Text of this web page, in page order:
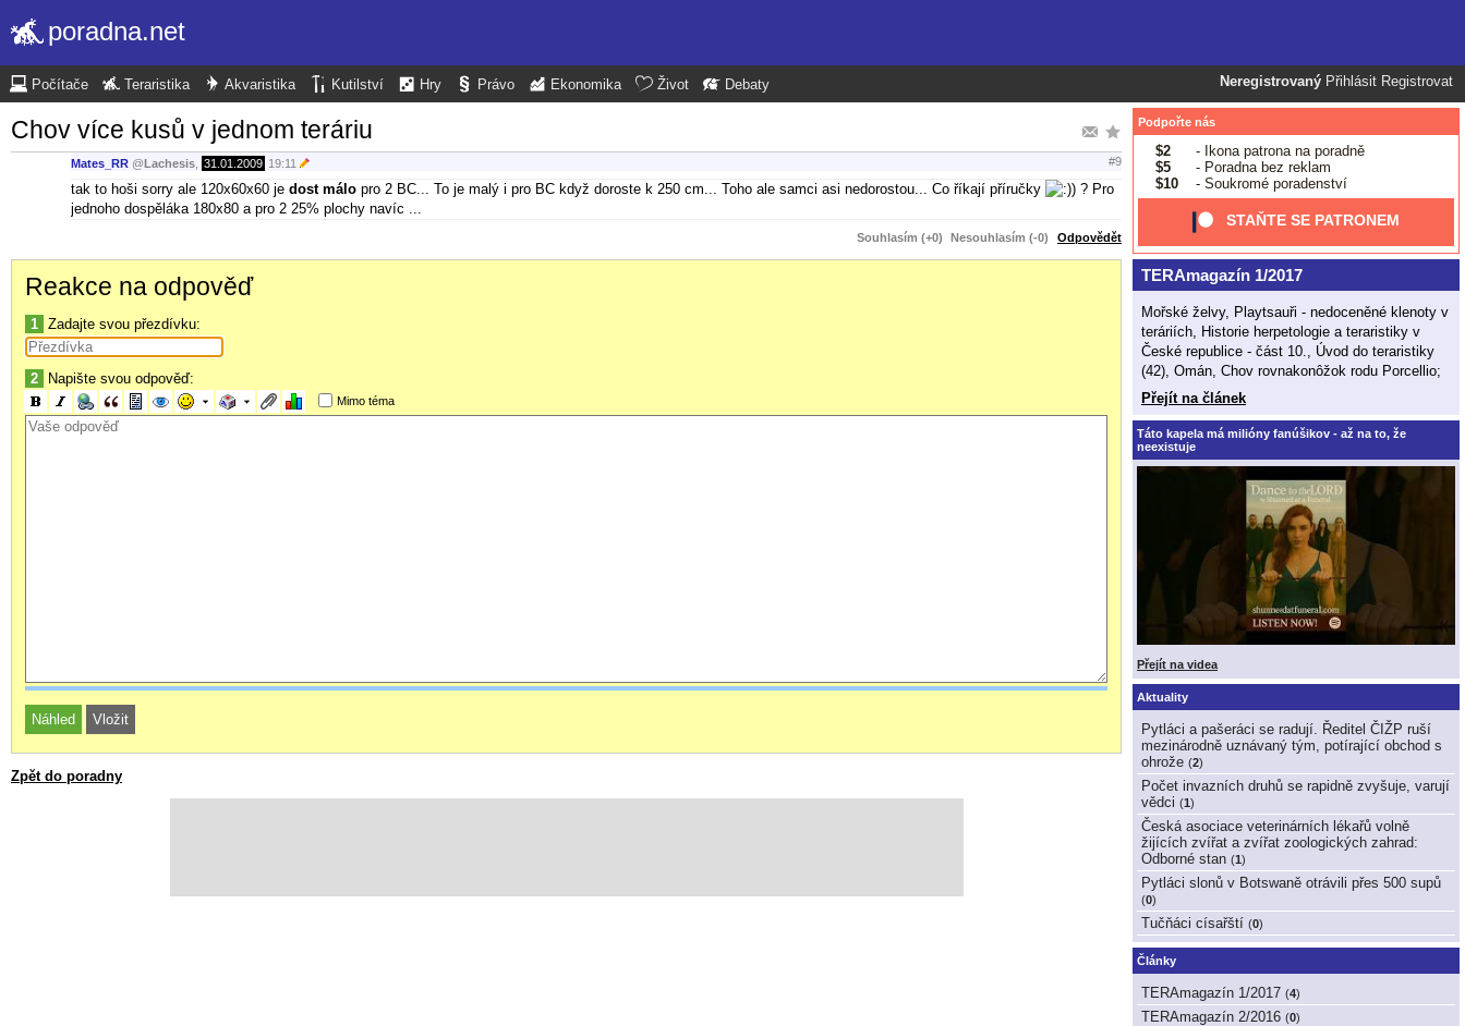
poradna.net
Neregistrovaný Přihlásit Registrovat
Počítače Teraristika Akvaristika Kutilství Hry Právo Ekonomika Život Debaty
Chov více kusů v jednom teráriu
Mates_RR @Lachesis 31.01.2009 19:11 #9
tak to hoši sorry ale 120x60x60 je dost málo pro 2 BC... To je malý i pro BC když doroste k 250 cm... Toho ale samci asi nedorostou... Co říkají příručky
? Pro
jednoho dospěláka 180x80 a pro 2 25% plochy navíc ...
Souhlasím (+0) Nesouhlasím (-0) Odpovědět
Reakce na odpověď
1 Zadajte svou přezdívku:
2 Napište svou odpověď:
Mimo téma
Zpět do poradny
Podpořte nás
$2
- Ikona patrona na poradně
$5
- Poradna bez reklam
$10
- Soukromé poradenství
STAŇTE SE PATRONEM
TERAmagazín 1/2017
Mořské želvy, Playtsauři - nedoceněné klenoty v
teráriích, Historie herpetologie a teraristiky v
České republice - část 10., Úvod do teraristiky
(42), Omán, Chov rovnakonôžok rodu Porcellio;
Přejít na článek
Táto kapela má milióny fanúšikov - až na to, že
neexistuje
Přejít na videa
Aktuality
Pytláci a pašeráci se radují. Ředitel ČIŽP ruší
mezinárodně uznávaný tým, potírající obchod s
ohrože (2)
Počet invazních druhů se rapidně zvyšuje, varují
vědci (1)
Česká asociace veterinárních lékařů volně
žijících zvířat a zvířat zoologických zahrad:
Odborné stan (1)
Pytláci slonů v Botswaně otrávili přes 500 supů
(0)
Tučňáci císařští (0)
Články
TERAmagazín 1/2017 (4)
TERAmagazín 2/2016 (0)